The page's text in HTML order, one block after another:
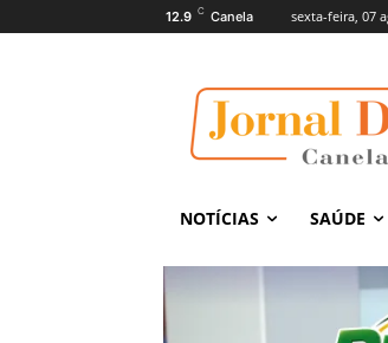
12.9 C Canela sexta-feira, 07
NOTÍCIAS SAÚDE